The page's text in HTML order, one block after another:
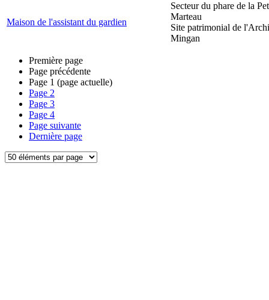
Maison de l'assistant du gardien
Secteur du phare de la
Marteau
Site patrimonial de
Mingan
Première page
Page précédente
Page 1 (page actuelle)
Page 2
Page 3
Page 4
Page suivante
Dernière page